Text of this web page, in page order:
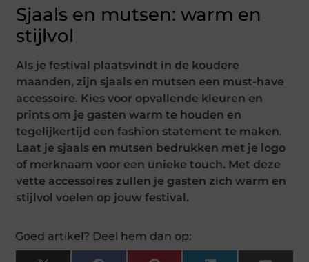
Sjaals en mutsen: warm en
stijlvol
Als je festival plaatsvindt in de koudere
maanden, zijn sjaals en mutsen een must-have
accessoire. Kies voor opvallende kleuren en
prints om je gasten warm te houden en
tegelijkertijd een fashion statement te maken.
Laat je sjaals en mutsen bedrukken met je logo
of merknaam voor een unieke touch. Met deze
vette accessoires zullen je gasten zich warm en
stijlvol voelen op jouw festival.
Goed artikel? Deel hem dan op: